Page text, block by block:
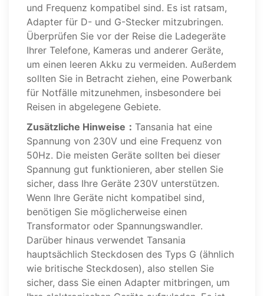
und Frequenz kompatibel sind. Es ist ratsam,
Adapter für D- und G-Stecker mitzubringen.
Überprüfen Sie vor der Reise die Ladegeräte
Ihrer Telefone, Kameras und anderer Geräte,
um einen leeren Akku zu vermeiden. Außerdem
sollten Sie in Betracht ziehen, eine Powerbank
für Notfälle mitzunehmen, insbesondere bei
Reisen in abgelegene Gebiete.
Zusätzliche Hinweise： Tansania hat eine
Spannung von 230V und eine Frequenz von
50Hz. Die meisten Geräte sollten bei dieser
Spannung gut funktionieren, aber stellen Sie
sicher, dass Ihre Geräte 230V unterstützen.
Wenn Ihre Geräte nicht kompatibel sind,
benötigen Sie möglicherweise einen
Transformator oder Spannungswandler.
Darüber hinaus verwendet Tansania
hauptsächlich Steckdosen des Typs G (ähnlich
wie britische Steckdosen), also stellen Sie
sicher, dass Sie einen Adapter mitbringen, um